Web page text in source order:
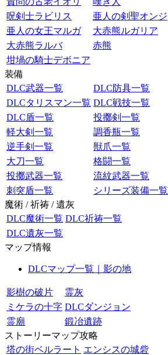
呪剣士ラビリス
亜人の剣聖オンジ
亜人の女王マルガ
大赤熊ルガリア
大赤熊ラルバ
赤熊
坩堝の騎士デボニア
装備
DLC武器一覧
DLC防具一覧
DLCタリスマン一覧 DLC戦技一覧
DLC盾一覧
投擲剣一覧
軽大剣一覧
調香瓶一覧
逆手剣一覧
獣爪一覧
大刀一覧
格闘一覧
投擲武器一覧
流紋武器一覧
刺突盾一覧
シリーズ装備一覧
魔術 / 祈祷 / 遺灰
DLC魔術一覧 DLC祈祷一覧
DLC遺灰一覧
マップ情報
DLCマップ一覧｜影の地
影樹の破片
霊灰
ミケラの十字 DLCダンジョン
霊廟
鍛冶遺跡
ストーリーマップ攻略
塔の街ベルラート エンシスの城砦